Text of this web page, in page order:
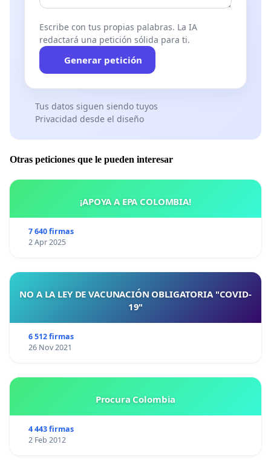
Escribe con tus propias palabras. La IA
redactará una petición sólida para ti.
Generar petición
Tus datos siguen siendo tuyos
Privacidad desde el diseño
Otras peticiones que le pueden interesar
¡APOYA A EPA COLOMBIA!
7 640 firmas
2 Apr 2025
NO A LA LEY DE VACUNACIÓN OBLIGATORIA "COVID-
19"
6 512 firmas
26 Nov 2021
Procura Colombia
4 443 firmas
2 Feb 2012